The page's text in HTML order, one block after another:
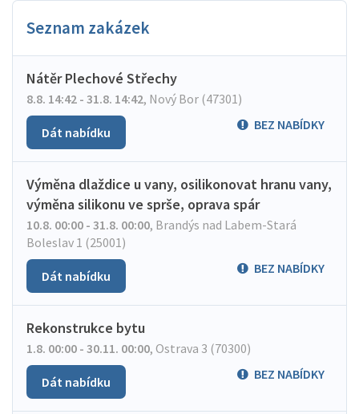
Seznam zakázek
Nátěr Plechové Střechy
8.8. 14:42 - 31.8. 14:42, Nový Bor (47301)
BEZ NABÍDKY
Dát nabídku
Výměna dlaždice u vany, osilikonovat hranu vany,
výměna silikonu ve sprše, oprava spár
10.8. 00:00 - 31.8. 00:00, Brandýs nad Labem-Stará
Boleslav 1 (25001)
BEZ NABÍDKY
Dát nabídku
Rekonstrukce bytu
1.8. 00:00 - 30.11. 00:00, Ostrava 3 (70300)
BEZ NABÍDKY
Dát nabídku